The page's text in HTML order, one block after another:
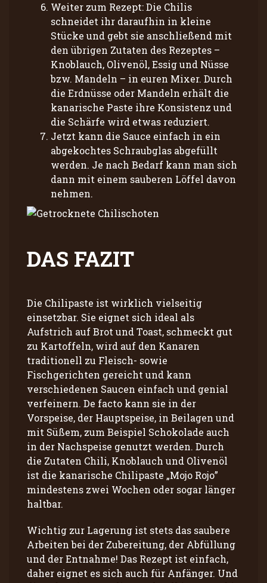
Weiter zum Rezept: Die Chilis
schneidet ihr daraufhin in kleine
Stücke und gebt sie anschließend mit
den übrigen Zutaten des Rezeptes –
Knoblauch, Olivenöl, Essig und Nüsse
bzw. Mandeln – in euren Mixer. Durch
die Erdnüsse oder Mandeln erhält die
kanarische Paste ihre Konsistenz und
die Schärfe wird etwas reduziert.
Jetzt kann die Sauce einfach in ein
abgekochtes Schraubglas abgefüllt
werden. Je nach Bedarf kann man sich
dann mit einem sauberen Löffel davon
nehmen.
DAS FAZIT
Die Chilipaste ist wirklich vielseitig
einsetzbar. Sie eignet sich ideal als
Aufstrich auf Brot und Toast, schmeckt gut
zu Kartoffeln, wird auf den Kanaren
traditionell zu Fleisch- sowie
Fischgerichten gereicht und kann
verschiedenen Saucen einfach und genial
verfeinern. De facto kann sie in der
Vorspeise, der Hauptspeise, in Beilagen und
mit Süßem, zum Beispiel Schokolade auch
in der Nachspeise genutzt werden. Durch
die Zutaten Chili, Knoblauch und Olivenöl
ist die kanarische Chilipaste „Mojo Rojo”
mindestens zwei Wochen oder sogar länger
haltbar.
Wichtig zur Lagerung ist stets das saubere
Arbeiten bei der Zubereitung, der Abfüllung
und der Entnahme! Das Rezept ist einfach,
daher eignet es sich auch für Anfänger. Und